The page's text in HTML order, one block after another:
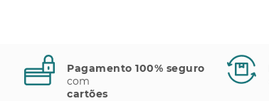
Pagamento 100% seguro
com
cartões